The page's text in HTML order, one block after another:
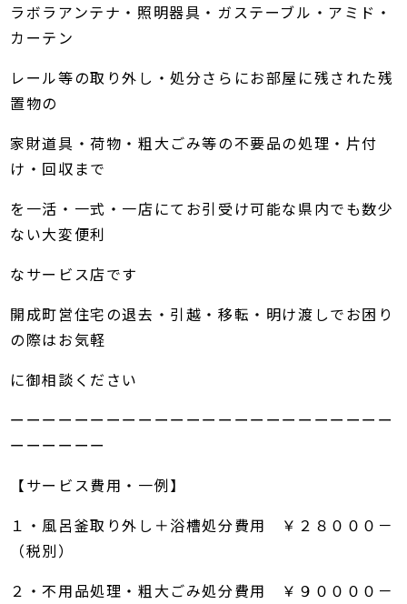
ラボラアンテナ・照明器具・ガステーブル・アミド・
カーテン
レール等の取り外し・処分さらにお部屋に残された残
置物の
家財道具・荷物・粗大ごみ等の不要品の処理・片付
け・回収まで
を一活・一式・一店にてお引受け可能な県内でも数少
ない大変便利
なサービス店です
開成町営住宅の退去・引越・移転・明け渡しでお困り
の際はお気軽
に御相談ください
ーーーーーーーーーーーーーーーーーーーーーーーー
ーーーーーー
【サービス費用・一例】
１・風呂釜取り外し＋浴槽処分費用 ￥２８０００－
（税別）
２・不用品処理・粗大ごみ処分費用 ￥９００００－